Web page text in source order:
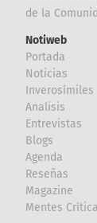
de la
Notiweb
Portada
Noticias
Inverosímiles
Analisis
Entrevistas
Blogs
Agenda
Reseñas
Magazine
Mentes